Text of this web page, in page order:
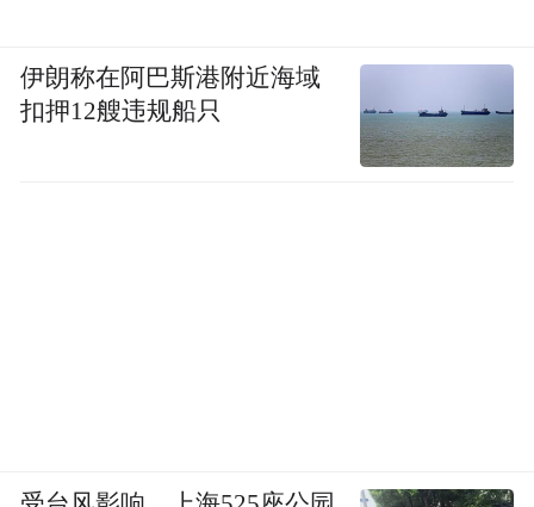
伊朗称在阿巴斯港附近海域
扣押12艘违规船只